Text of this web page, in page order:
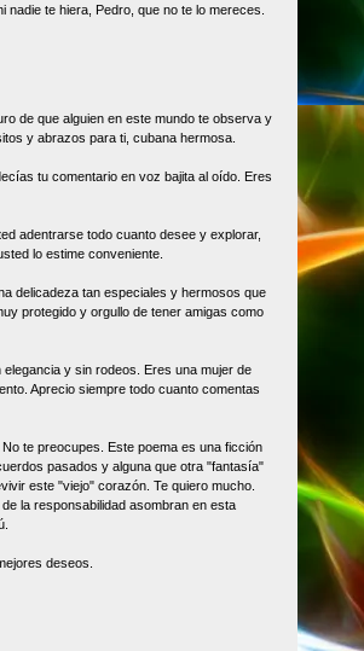
nadie te hiera, Pedro, que no te lo mereces.
de que alguien en este mundo te observa y
y abrazos para ti, cubana hermosa.
tu comentario en voz bajita al oído. Eres
adentrarse todo cuanto desee y explorar,
lo estime conveniente.
delicadeza tan especiales y hermosos que
protegido y orgullo de tener amigas como
y sin rodeos. Eres una mujer de
Aprecio siempre todo cuanto comentas
te preocupes. Este poema es una ficción
pasados y alguna que otra "fantasía"
este "viejo" corazón. Te quiero mucho.
la responsabilidad asombran en esta
deseos.